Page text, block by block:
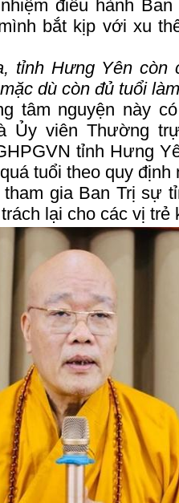
điều hành
bắt kịp với xu
tỉnh Hưng Yên còn
dù còn đủ tuổi
tâm nguyện này
Ủy viên Thường
tỉnh Hưng
tuổi theo quy
gia Ban Trị sự
lại cho các vị trẻ